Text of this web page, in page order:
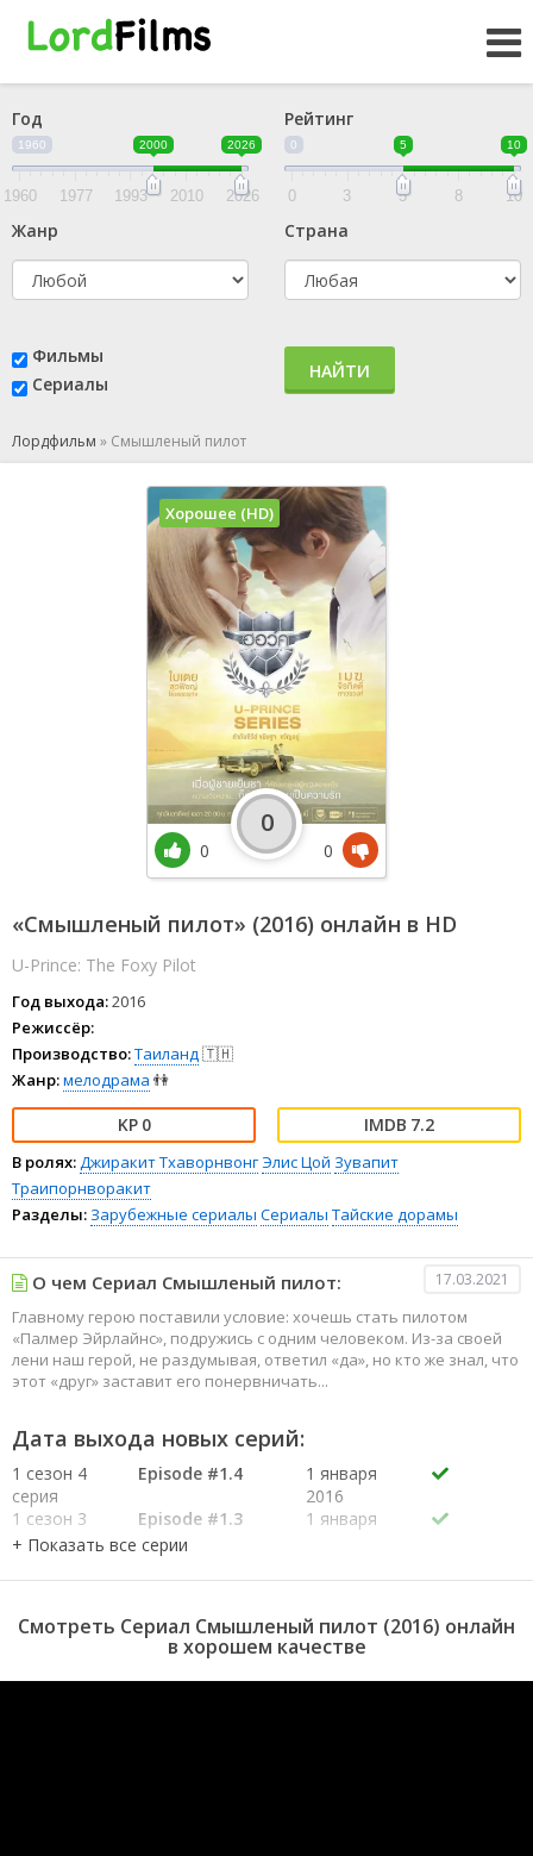
Год
1960 2000 2026
1960 1977 1993 2010 2026
Рейтинг
0 5 10
0 3 5 8 10
Жанр Страна
Фильмы
Сериалы
НАЙТИ
Лордфильм » Смышленый пилот
«Смышленый пилот» (2016) онлайн в HD
U-Prince: The Foxy Pilot
Год выхода:2016
Режиссёр:
Производство:Таиланд🇹🇭
Жанр:мелодрама 👫
0 7.2
В ролях:Джиракит ТхаворнвонгЭлис Цой Зувапит
Траипорнворакит
Разделы: Зарубежные сериалы Сериалы Тайские дорамы
Хорошее (HD)
0
0
0
О чем Сериал Смышленый пилот: 17.03.2021
Главному герою поставили условие: хочешь стать пилотом
«Палмер Эйрлайнс», подружись с одним человеком. Из-за своей
лени наш герой, не раздумывая, ответил «да», но кто же знал, что
этот «друг» заставит его понервничать...
Дата выхода новых серий:
1 сезон 4
серия
Episode #1.4
1 января
2016
1 сезон 3
серия
Episode #1.3
1 января
серия
Episode #1.2
2016
серия
2016
Смотреть Сериал Смышленый пилот (2016) онлайн
в хорошем качестве